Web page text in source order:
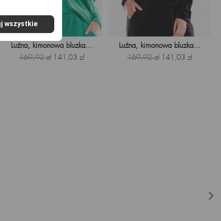
Luźna, kimonowa bluzka...
Cena
169,92 zł Cena
141,03 zł
Luźna, kimonowa bluzka...
Cena
169,92 zł Cena
141,03 zł
wszystkie